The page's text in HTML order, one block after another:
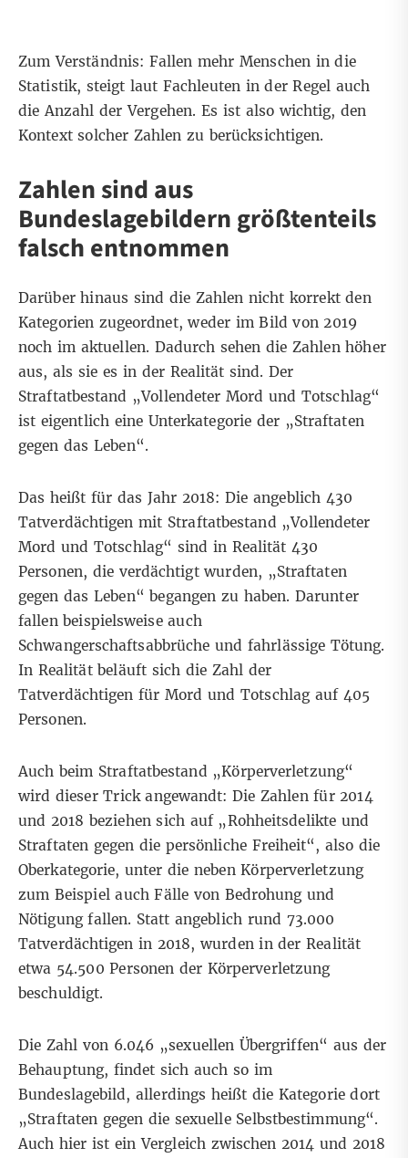
Zum Verständnis: Fallen mehr Menschen in die
Statistik, steigt laut Fachleuten in der Regel auch
die Anzahl der Vergehen. Es ist also wichtig, den
Kontext solcher Zahlen zu berücksichtigen.
Zahlen sind aus
Bundeslagebildern größtenteils
falsch entnommen
Darüber hinaus sind die Zahlen nicht korrekt den
Kategorien zugeordnet, weder im Bild von 2019
noch im aktuellen. Dadurch sehen die Zahlen höher
aus, als sie es in der Realität sind. Der
Straftatbestand „Vollendeter Mord und Totschlag“
ist eigentlich eine Unterkategorie der „Straftaten
gegen das Leben“.
Das heißt für das Jahr 2018: Die angeblich 430
Tatverdächtigen mit Straftatbestand „Vollendeter
Mord und Totschlag“ sind in Realität 430
Personen, die verdächtigt wurden, „Straftaten
gegen das Leben“ begangen zu haben. Darunter
fallen beispielsweise auch
Schwangerschaftsabbrüche und fahrlässige Tötung.
In Realität beläuft sich die Zahl der
Tatverdächtigen für Mord und Totschlag auf 405
Personen.
Auch beim Straftatbestand „Körperverletzung“
wird dieser Trick angewandt: Die Zahlen für 2014
und 2018 beziehen sich auf „Rohheitsdelikte und
Straftaten gegen die persönliche Freiheit“, also die
Oberkategorie, unter die neben Körperverletzung
zum Beispiel auch Fälle von Bedrohung und
Nötigung fallen. Statt angeblich rund 73.000
Tatverdächtigen in 2018, wurden in der Realität
etwa 54.500 Personen der Körperverletzung
beschuldigt.
Die Zahl von 6.046 „sexuellen Übergriffen“ aus der
Behauptung, findet sich auch so im
Bundeslagebild, allerdings heißt die Kategorie dort
„Straftaten gegen die sexuelle Selbstbestimmung“.
Auch hier ist ein Vergleich zwischen 2014 und 2018